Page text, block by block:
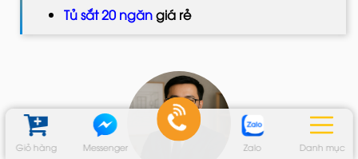
Giỏ hàng Messenger Zalo Danh mục
Tủ sắt 20 ngăngiá rẻ